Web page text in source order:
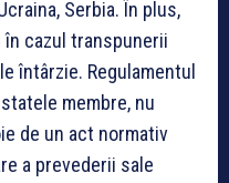
Serbia. În plus,
în cazul transpunerii
întârzie. Regulamentul
membre, nu
de un act normativ
a prevederii sale